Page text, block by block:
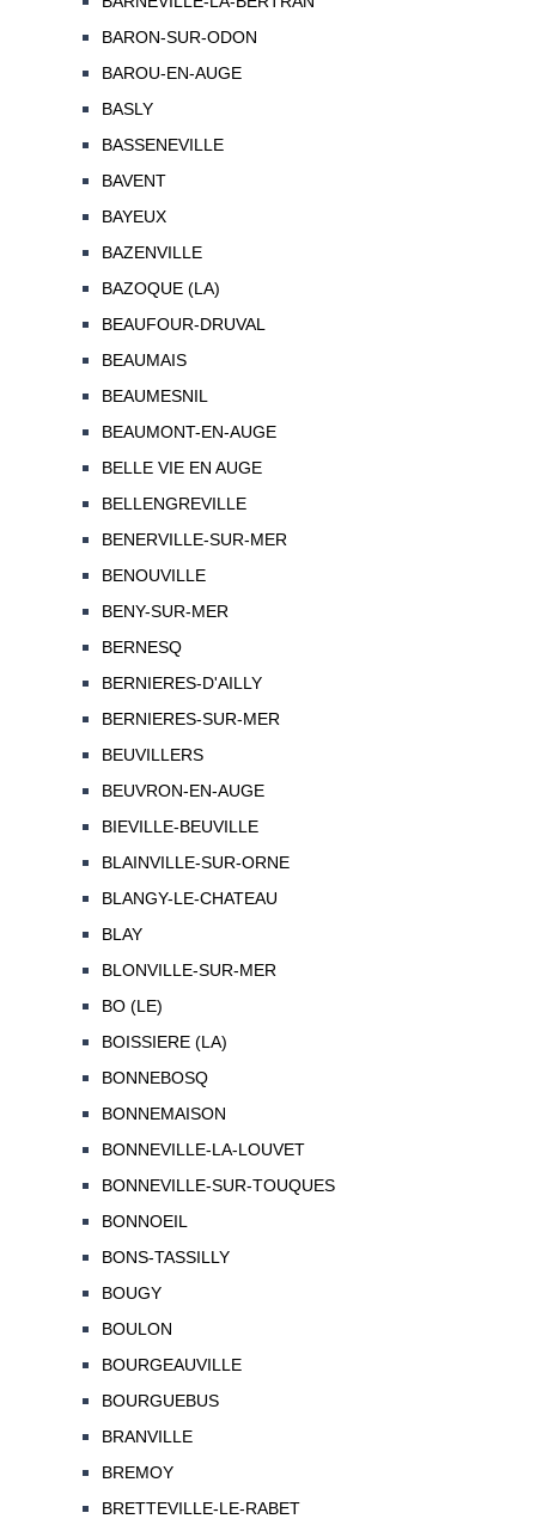
BARON-SUR-ODON
BAROU-EN-AUGE
BASLY
BASSENEVILLE
BAVENT
BAYEUX
BAZENVILLE
BAZOQUE (LA)
BEAUFOUR-DRUVAL
BEAUMAIS
BEAUMESNIL
BEAUMONT-EN-AUGE
BELLE VIE EN AUGE
BELLENGREVILLE
BENERVILLE-SUR-MER
BENOUVILLE
BENY-SUR-MER
BERNESQ
BERNIERES-D'AILLY
BERNIERES-SUR-MER
BEUVILLERS
BEUVRON-EN-AUGE
BIEVILLE-BEUVILLE
BLAINVILLE-SUR-ORNE
BLANGY-LE-CHATEAU
BLAY
BLONVILLE-SUR-MER
BO (LE)
BOISSIERE (LA)
BONNEBOSQ
BONNEMAISON
BONNEVILLE-LA-LOUVET
BONNEVILLE-SUR-TOUQUES
BONNOEIL
BONS-TASSILLY
BOUGY
BOULON
BOURGEAUVILLE
BOURGUEBUS
BRANVILLE
BREMOY
BRETTEVILLE-LE-RABET